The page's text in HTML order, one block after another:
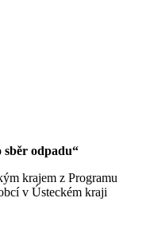
odpadu“
krajem z Programu
v Ústeckém kraji